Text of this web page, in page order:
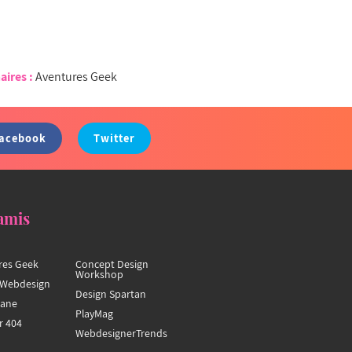
:Aventures Geek
Twitter
Geek
404
Concept Design
Workshop
Design Spartan
PlayMag
WebdesignerTrends